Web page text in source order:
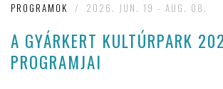
PROGRAMOK / 2026. JUN. 19 - AUG. 08.
A GYÁRKERT KULTÚRPARK
PROGRAMJAI